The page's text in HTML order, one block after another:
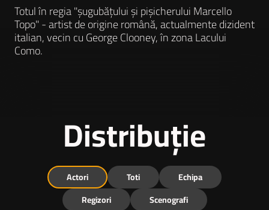
Totul în regia "șugubățului și pișicherului Marcello
Topo" - artist de origine română, actualmente dizident
italian, vecin cu George Clooney, în zona Lacului
Como.
Distribuție
Actori Toti
Echipa
Regizori
Scenografi